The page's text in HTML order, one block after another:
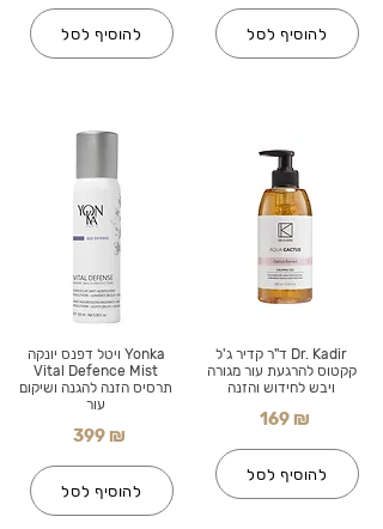
להוסיף לסל
Yonka ויטל דפנס יונקה
Vital Defence Mist
תרסיס הזנה להגנה ושיקום
עור
399 ₪
להוסיף לסל
להוסיף לסל
Dr. Kadir ד"ר קדיר ג'ל
קקטוס להרגעת עור מגורה
ויבש לחידוש והזנה
169 ₪
להוסיף לסל